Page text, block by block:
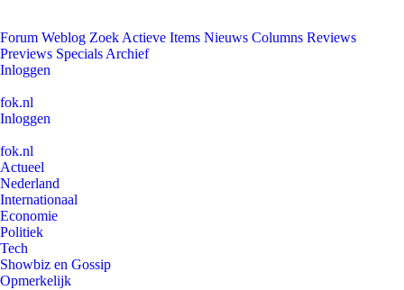
Forum Weblog Zoek Actieve Items Nieuws Columns Reviews
Previews Specials Archief
Inloggen
fok.nl
Inloggen
fok.nl
Actueel
Nederland
Internationaal
Economie
Politiek
Tech
Showbiz en Gossip
Opmerkelijk